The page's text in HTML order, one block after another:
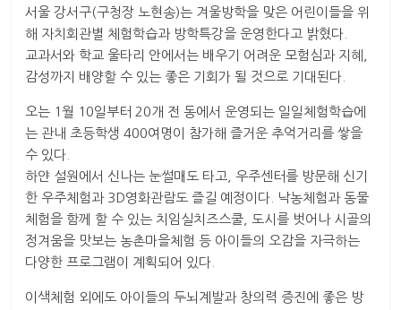
서울 강서구(구청장 노현송)는 겨울방학을 맞은 어린이들을 위
해 자치회관별 체험학습과 방학특강을 운영한다고 밝혔다.
교과서와 학교 울타리 안에서는 배우기 어려운 모험심과 지혜,
감성까지 배양할 수 있는 좋은 기회가 될 것으로 기대된다.
오는 1월 10일부터 20개 전 동에서 운영되는 일일체험학습에
는 관내 초등학생 400여명이 참가해 즐거운 추억거리를 쌓을
수 있다.
하얀 설원에서 신나는 눈썰매도 타고, 우주센터를 방문해 신기
한 우주체험과 3D영화관람도 즐길 예정이다. 낙농체험과 동물
체험을 함께 할 수 있는 치임실치즈스쿨, 도시를 벗어나 시골의
정겨움을 맛보는 농촌마을체험 등 아이들의 오감을 자극하는
다양한 프로그램이 계획되어 있다.
이색체험 외에도 아이들의 두뇌계발과 창의력 증진에 좋은 방